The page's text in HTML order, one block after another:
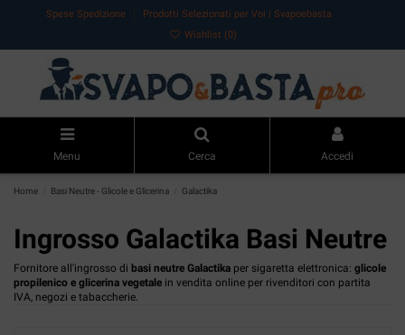
Spese Spedizione
Prodotti Selezionati per Voi | Svapoebasta
Wishlist (0)
Menu Cerca Accedi
Home Basi Neutre - Glicole e Glicerina Galactika
Ingrosso Galactika Basi Neutre
Fornitore all'ingrosso di basi neutre Galactika per sigaretta elettronica: glicole
propilenico e glicerina vegetale in vendita online per rivenditori con partita
IVA, negozi e tabaccherie.